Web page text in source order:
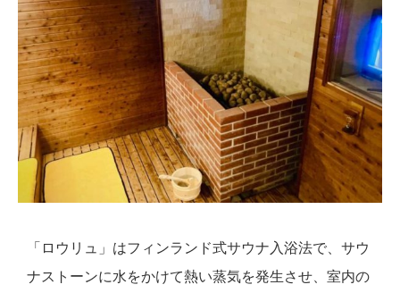
「ロウリュ」はフィンランド式サウナ入浴法で、サウ
ナストーンに水をかけて熱い蒸気を発生させ、室内の